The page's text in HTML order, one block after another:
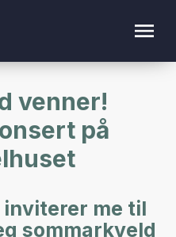
venner!
på
inviterer me til
sommarkveld